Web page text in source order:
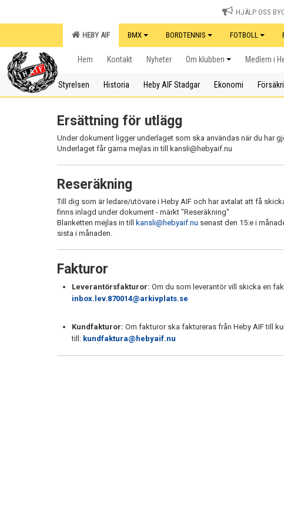
HJÄLP OSS
HEBY AIF BMX BORDTENNIS FOTBOLL
Hem Kontakt Nyheter Om klubben Medlem i
Styrelsen Historia Heby AIF Stadgar Ekonomi
Ersättning för utlägg
Under dokument ligger underlaget som ska användas när du har
Underlaget får gärna mejlas in till kansli@hebyaif.nu
Reseräkning
Till dig som är ledare/utövare i Heby AIF och har avtalat att få
finns inlagd under dokument - märkt "Reseräkning"
Blanketten mejlas in till
kansli@hebyaif.nu senast den 15:e i
sista i månaden.
Fakturor
Leverantörsfakturor: Om du som leverantör vill skicka en
inbox.lev.870014@arkivplats.se
Kundfakturor: Om fakturor ska faktureras från Heby AIF till
till: kundfaktura@hebyaif.nu